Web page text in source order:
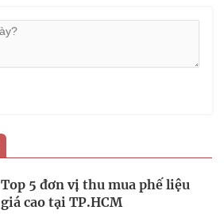
Top 5 đơn vị thu mua phế liệu
giá cao tại TP.HCM